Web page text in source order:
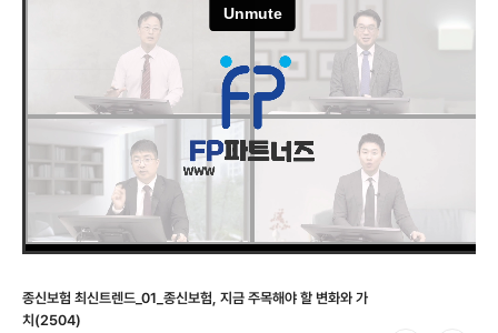
종신보험 최신트렌드_01_종신보험, 지금 주목해야 할 변화와 가
치(2504)